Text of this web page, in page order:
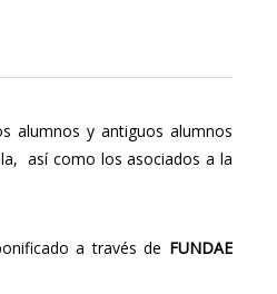
alumnos y antiguos alumnos
así como los asociados a la
a través de FUNDAE